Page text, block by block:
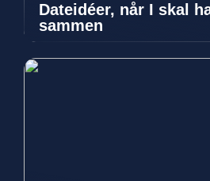
Dateidéer, når I skal
sammen